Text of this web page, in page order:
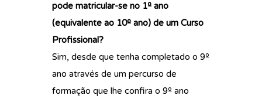
pode matricular-se no 1º ano
(equivalente ao 10º ano) de um Curso
Profissional?
Sim, desde que tenha completado o 9º
ano através de um percurso de
formação que lhe confira o 9º ano